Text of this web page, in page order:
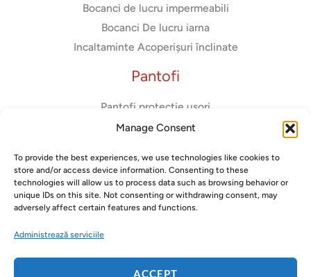
Manage Consent
To provide the best experiences, we use technologies like cookies to
store and/or access device information. Consenting to these
technologies will allow us to process data such as browsing behavior or
unique IDs on this site. Not consenting or withdrawing consent, may
adversely affect certain features and functions.
Administrează serviciile
ACCEPT
Bocanci de lucru impermeabili
Bocanci De lucru iarna
Incaltaminte Acoperișuri înclinate
Pantofi
Pantofi protectie usori
Adidasi de protectie
Pantofi diadora
Pantofi fara bombeu metalic